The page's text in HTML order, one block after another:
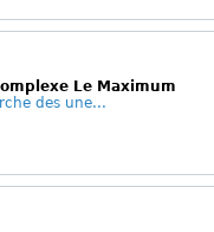
Le Maximum
des une...